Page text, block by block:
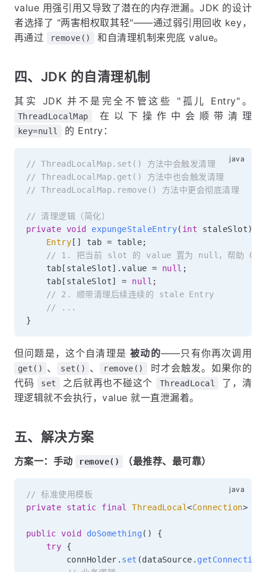
value 用强引用又导致了潜在的内存泄漏。JDK 的设计
者选择了 "两害相权取其轻"——通过弱引用回收 key，
再通过
remove() 和自清理机制来兜底 value。
四、JDK 的自清理机制
其实 JDK 并不是完全不管这些 "孤儿 Entry"。
ThreadLocalMap 在以下操作中会顺带清理
key=null 的 Entry：
// ThreadLocalMap.set() 方法中会触发清理
// ThreadLocalMap.get() 方法中也会触发清理
// ThreadLocalMap.remove() 方法中更会彻底清理
// 清理逻辑（简化）
private void expungeStaleEntry( int staleSlot)
Entry [ ] tab = table;
// 1. 把当前 slot 的 value 置为 null，帮助 GC
    tab
[ staleSlot] .value = null ;
    tab
[ staleSlot] = null ;
// 2. 顺带清理后续连续的 stale Entry
// ...
}
但问题是，这个自清理是被动的——只有你再次调用
get() 、 set() 、 remove()
时才会触发。如果你的
代码
set 之后就再也不碰这个 ThreadLocal
了，清
理逻辑就不会执行，value 就一直泄漏着。
五、解决方案
方案一：手动 remove() （最推荐、最可靠）
// 标准使用模板
private
static final ThreadLocal<Connection>
public void doSomething ( )
{
try
{
        connHolder
. set (dataSource . getConnection